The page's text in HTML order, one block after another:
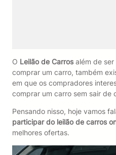
O Leilão de Carrosalém de ser
comprar um carro, também
em que os compradores
comprar um carro sem sair de
Pensando nisso, hoje vamos
participar do leilão de carros
melhores ofertas.